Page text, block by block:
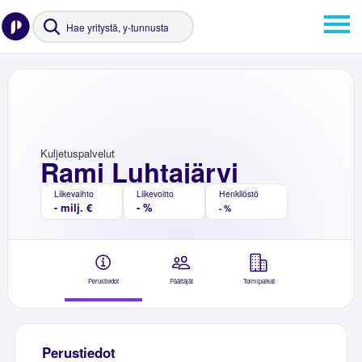
Rami Luhtajärvi
Kuljetuspalvelut
Liikevaihto
- milj. €
Liikevoitto
- %
Henkilöstö
- %
Perustiedot Päättäjät Toimipaikat
Perustiedot